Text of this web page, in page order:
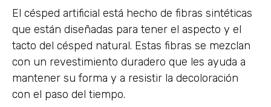
El césped artificial está hecho de fibras sintéticas
que están diseñadas para tener el aspecto y el
tacto del césped natural. Estas fibras se mezclan
con un revestimiento duradero que les ayuda a
mantener su forma y a resistir la decoloración
con el paso del tiempo.